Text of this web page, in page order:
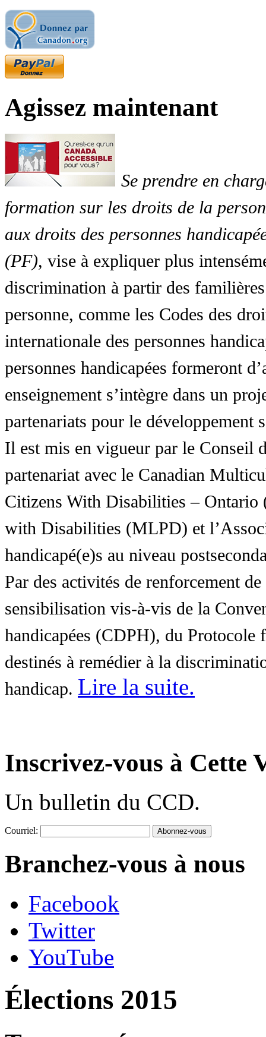
Agissez maintenant
Se prendre en
formation sur les droits de la
aux droits des personnes
(PF), vise à expliquer plus
discrimination à partir des
personne, comme les Codes des
internationale des personnes
personnes handicapées formeront
enseignement s’intègre dans un
partenariats pour le développement
Il est mis en vigueur par le Conseil
partenariat avec le Canadian
Citizens With Disabilities – Ontario
with Disabilities (MLPD) et
handicapé(e)s au niveau
Par des activités de renforcement
sensibilisation vis-à-vis de la
handicapées (CDPH), du Protocole
destinés à remédier à la
handicap. Lire la suite.
Inscrivez-vous à Cette
Un bulletin du CCD.
Courriel:
Branchez-vous à nous
Facebook
Twitter
YouTube
Élections 2015